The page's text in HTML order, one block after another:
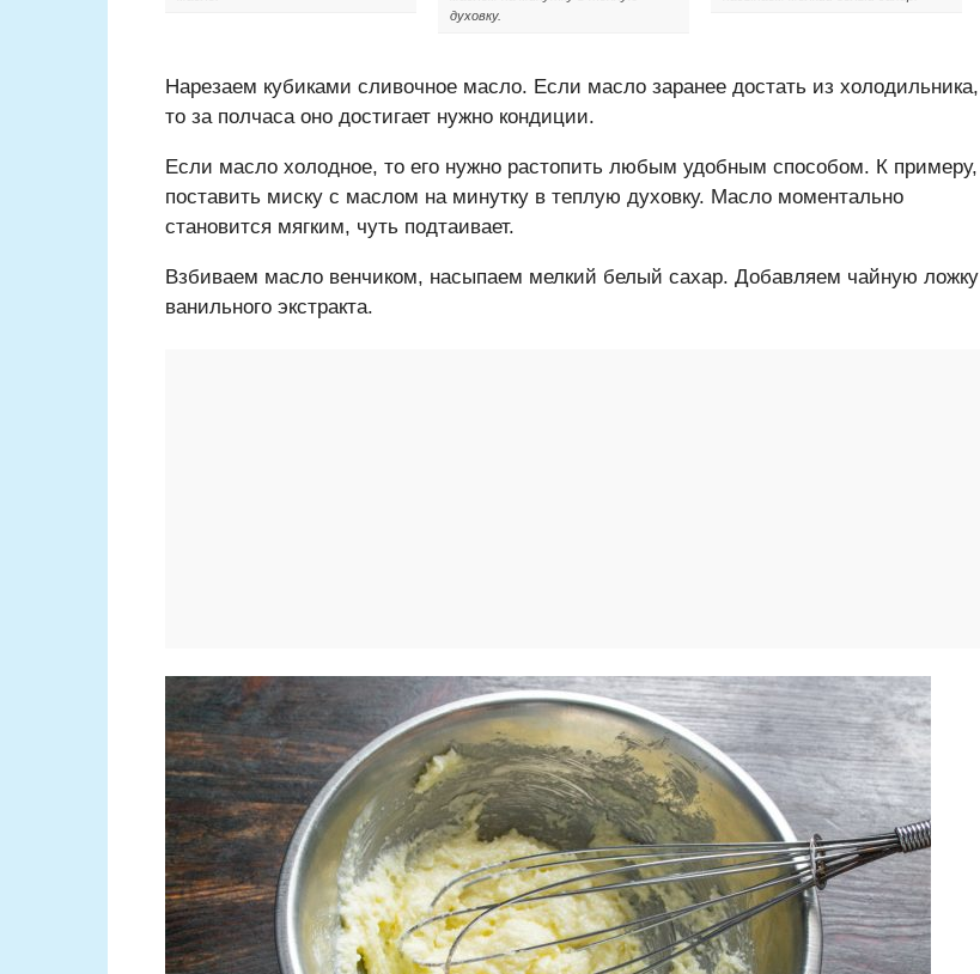
духовку.
Нарезаем кубиками сливочное масло. Если масло заранее достать из холодильника,
то за полчаса оно достигает нужно кондиции.
Если масло холодное, то его нужно растопить любым удобным способом. К примеру,
поставить миску с маслом на минутку в теплую духовку. Масло моментально
становится мягким, чуть подтаивает.
Взбиваем масло венчиком, насыпаем мелкий белый сахар. Добавляем чайную ложку
ванильного экстракта.